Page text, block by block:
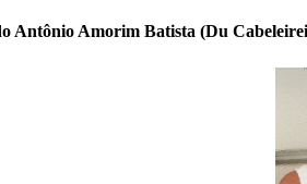
Antônio Amorim Batista (Du